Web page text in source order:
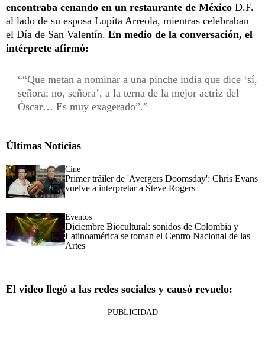
encontraba cenando en un restaurante de México D.F.
al lado de su esposa Lupita Arreola, mientras celebraban
el Día de San Valentín. En medio de la conversación, el
intérprete afirmó:
“Que metan a nominar a una pinche india que dice ‘sí,
señora; no, señora’, a la terna de la mejor actriz del
Óscar… Es muy exagerado”.
Últimas Noticias
Cine
Primer tráiler de 'Avergers Doomsday': Chris Evans
vuelve a interpretar a Steve Rogers
Eventos
Diciembre Biocultural: sonidos de Colombia y
Latinoamérica se toman el Centro Nacional de las
Artes
El video llegó a las redes sociales y causó revuelo:
PUBLICIDAD